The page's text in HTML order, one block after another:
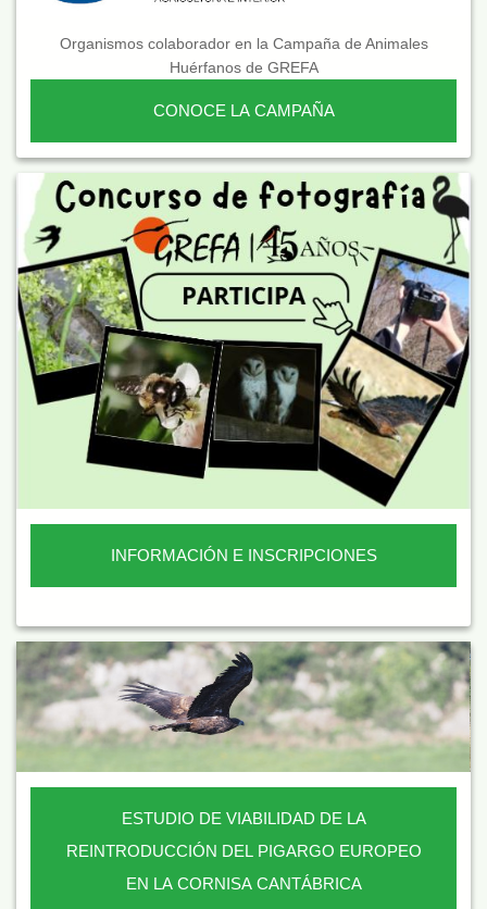
Organismos colaborador en la Campaña de Animales
Huérfanos de GREFA
CONOCE LA CAMPAÑA
INFORMACIÓN E INSCRIPCIONES
ESTUDIO DE VIABILIDAD DE LA
REINTRODUCCIÓN DEL PIGARGO EUROPEO
EN LA CORNISA CANTÁBRICA